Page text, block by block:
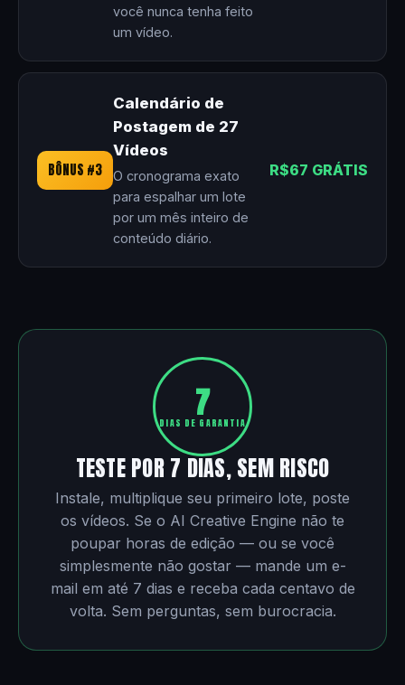
você nunca tenha feito
um vídeo.
BÔNUS #3
Calendário de
Postagem de 27
Vídeos
O cronograma exato
para espalhar um lote
por um mês inteiro de
conteúdo diário.
R$67 GRÁTIS
7
DIAS DE GARANTIA
TESTE POR 7 DIAS, SEM RISCO
Instale, multiplique seu primeiro lote, poste
os vídeos. Se o AI Creative Engine não te
poupar horas de edição — ou se você
simplesmente não gostar — mande um e-
mail em até 7 dias e receba cada centavo de
volta. Sem perguntas, sem burocracia.